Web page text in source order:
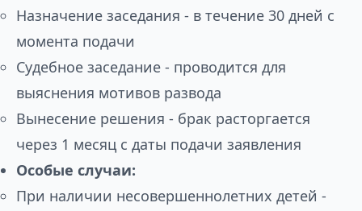
Назначение заседания - в течение 30 дней с
момента подачи
Судебное заседание - проводится для
выяснения мотивов развода
Вынесение решения - брак расторгается
через 1 месяц с даты подачи заявления
Особые случаи:
При наличии несовершеннолетних детей -